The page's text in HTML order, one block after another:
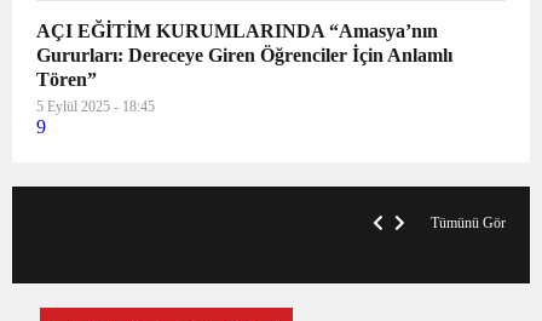
AÇI EĞİTİM KURUMLARINDA “Amasya’nın
Gururları: Dereceye Giren Öğrenciler İçin Anlamlı
Tören”
5 Eylül 2025 - 18:45
9
Tümünü Gör